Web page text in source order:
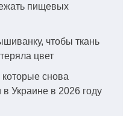
пищевых
чтобы ткань
цвет
снова
Украине в 2026 году